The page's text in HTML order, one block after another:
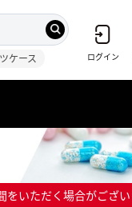
ケース ログイン
いただく場合がござい